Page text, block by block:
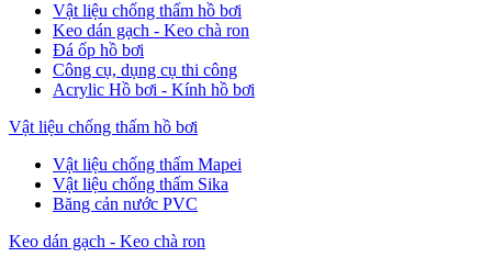
Vật liệu chống thấm hồ bơi
Keo dán gạch - Keo chà ron
Đá ốp hồ bơi
Công cụ, dụng cụ thi công
Acrylic Hồ bơi - Kính hồ bơi
Vật liệu chống thấm hồ bơi
Vật liệu chống thấm Mapei
Vật liệu chống thấm Sika
Băng cản nước PVC
Keo dán gạch - Keo chà ron